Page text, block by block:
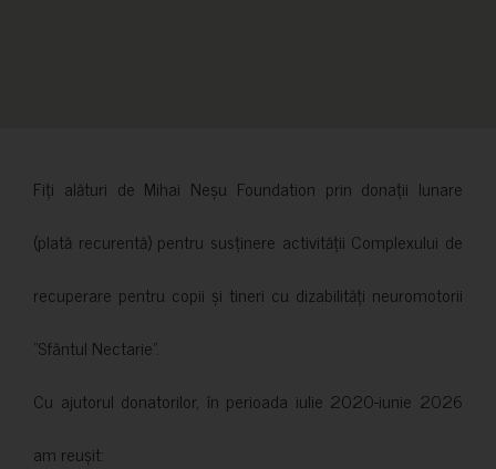
Fiți alături de Mihai Neșu Foundation prin donații lunare
(plată recurentă) pentru susținere activității Complexului de
recuperare pentru copii și tineri cu dizabilități neuromotorii
”Sfântul Nectarie”.
Cu ajutorul donatorilor, în perioada iulie 2020-iunie 2026
am reușit: